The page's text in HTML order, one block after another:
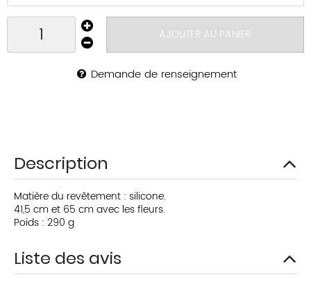
AJOUTER AU PANIER
Demande de renseignement
Description
Matière du revêtement : silicone.
41,5 cm et 65 cm avec les fleurs.
Poids : 290 g
Liste des avis